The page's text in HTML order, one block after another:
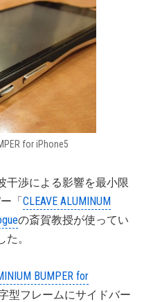
for iPhone5
干渉による影響を最小限
「CLEAVE ALUMINUM
の斎賀教授が使ってい
。
BUMPER for
型フレームにサイドバー